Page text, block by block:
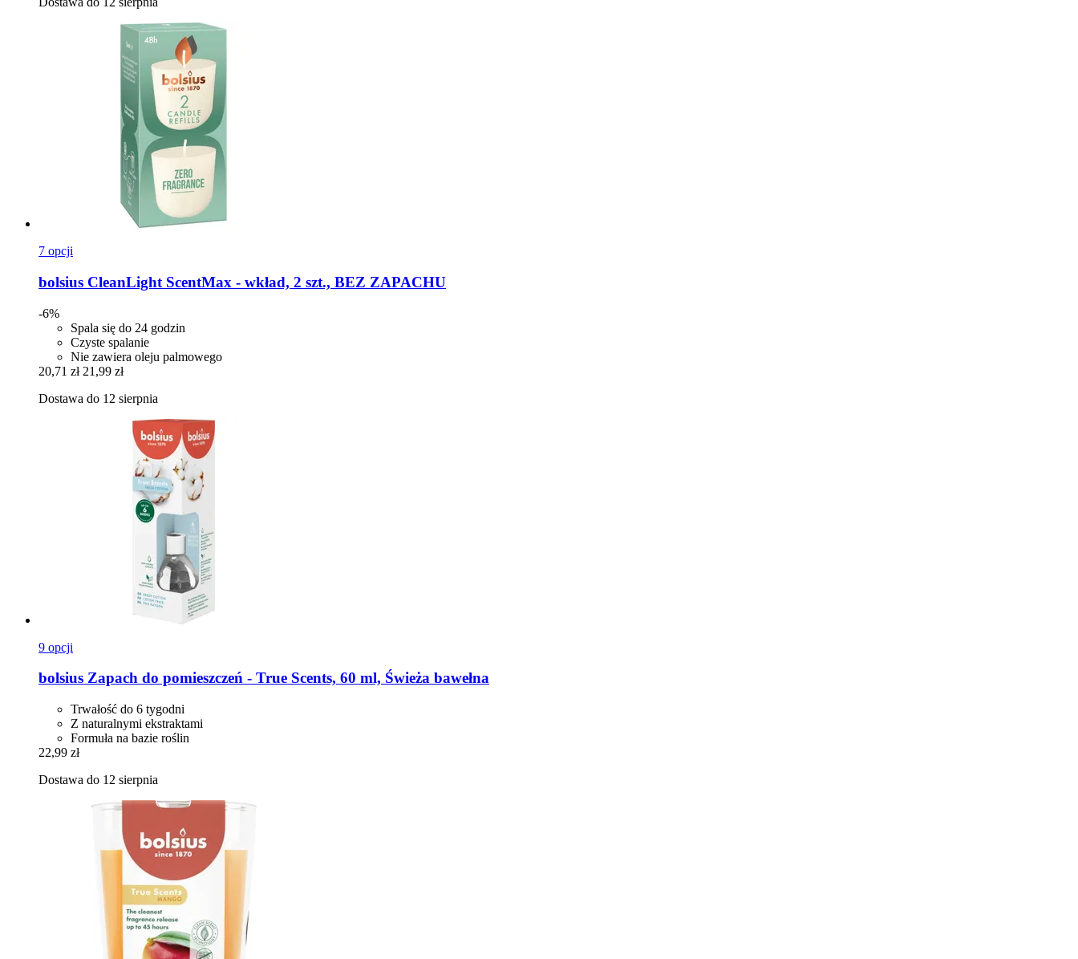
7 opcji
bolsius CleanLight ScentMax -​ wkład, 2 szt., BEZ ZAPACHU
-6%
Spala się do 24 godzin
Czyste spalanie
Nie zawiera oleju palmowego
20,71 zł 21,99 zł
Dostawa do 12 sierpnia
9 opcji
bolsius Zapach do pomieszczeń -​ True Scents, 60 ml, Świeża bawełna
Trwałość do 6 tygodni
Z naturalnymi ekstraktami
Formuła na bazie roślin
22,99 zł
Dostawa do 12 sierpnia